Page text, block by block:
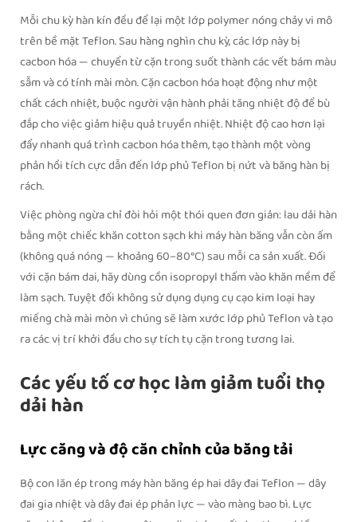
Mỗi chu kỳ hàn kín đều để lại một lớp polymer nóng chảy vi mô
trên bề mặt Teflon. Sau hàng nghìn chu kỳ, các lớp này bị
cacbon hóa — chuyển từ cặn trong suốt thành các vết bám màu
sẫm và có tính mài mòn. Cặn cacbon hóa hoạt động như một
chất cách nhiệt, buộc người vận hành phải tăng nhiệt độ để bù
đắp cho việc giảm hiệu quả truyền nhiệt. Nhiệt độ cao hơn lại
đẩy nhanh quá trình cacbon hóa thêm, tạo thành một vòng
phản hồi tích cực dẫn đến lớp phủ Teflon bị nứt và băng hàn bị
rách.
Việc phòng ngừa chỉ đòi hỏi một thói quen đơn giản: lau dải hàn
bằng một chiếc khăn cotton sạch khi máy hàn băng vẫn còn ấm
(không quá nóng — khoảng 60–80°C) sau mỗi ca sản xuất. Đối
với cặn bám dai, hãy dùng cồn isopropyl thấm vào khăn mềm để
làm sạch. Tuyệt đối không sử dụng dụng cụ cạo kim loại hay
miếng chà mài mòn vì chúng sẽ làm xước lớp phủ Teflon và tạo
ra các vị trí khởi đầu cho sự tích tụ cặn trong tương lai.
Các yếu tố cơ học làm giảm tuổi thọ
dải hàn
Lực căng và độ căn chỉnh của băng tải
Bộ con lăn ép trong máy hàn băng ép hai dây đai Teflon — dây
đai gia nhiệt và dây đai ép phản lực — vào màng bao bì. Lực